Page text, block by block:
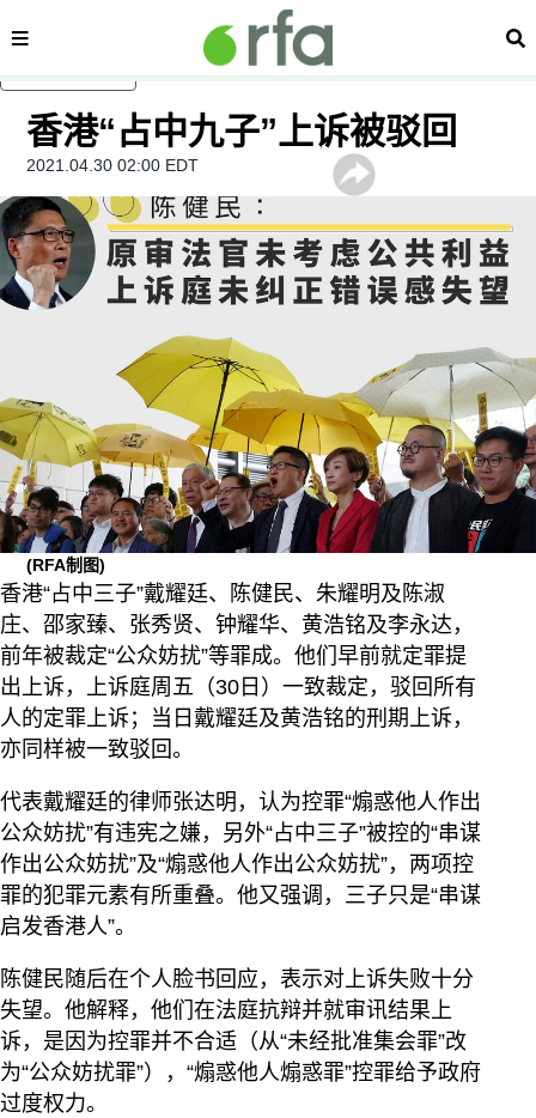
内容分类 搜
香港“占中九子”上诉被驳回
2021.04.30 02:00 EDT
(RFA制图)
香港“占中三子”戴耀廷、陈健民、朱耀明及陈淑
庄、邵家臻、张秀贤、钟耀华、黄浩铭及李永达，
前年被裁定“公众妨扰”等罪成。他们早前就定罪提
出上诉，上诉庭周五（30日）一致裁定，驳回所有
人的定罪上诉；当日戴耀廷及黄浩铭的刑期上诉，
亦同样被一致驳回。
代表戴耀廷的律师张达明，认为控罪“煽惑他人作出
公众妨扰”有违宪之嫌，另外“占中三子”被控的“串谋
作出公众妨扰”及“煽惑他人作出公众妨扰”，两项控
罪的犯罪元素有所重叠。他又强调，三子只是“串谋
启发香港人”。
陈健民随后在个人脸书回应，表示对上诉失败十分
失望。他解释，他们在法庭抗辩并就审讯结果上
诉，是因为控罪并不合适（从“未经批准集会罪”改
为“公众妨扰罪”），“煽惑他人煽惑罪”控罪给予政府
过度权力。